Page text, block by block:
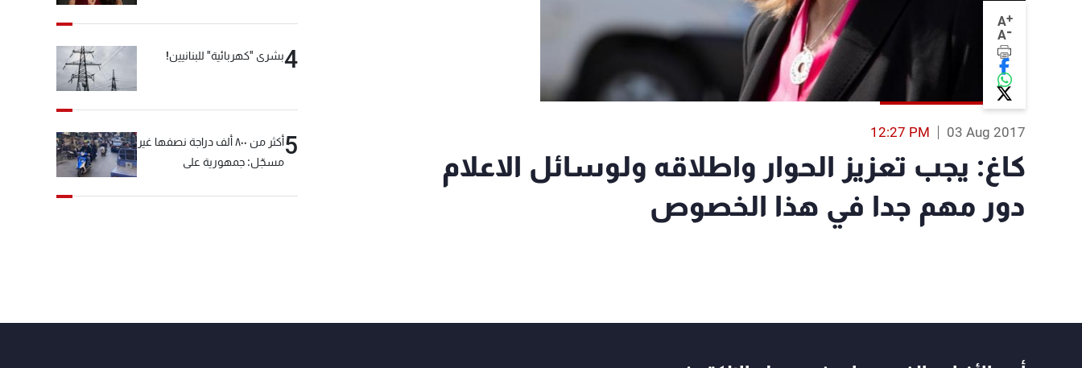
A+
A-
03 Aug 2017
12:27 PM
كاغ: يجب تعزيز الحوار واطلاقه ولوسائل الاعلام
دور مهم جدا في هذا الخصوص
4بشرى "كهربائية" للبنانيين!
5
أكثر من ٨٠٠ ألف دراجة نصفها غير
مسجّل: جمهورية على